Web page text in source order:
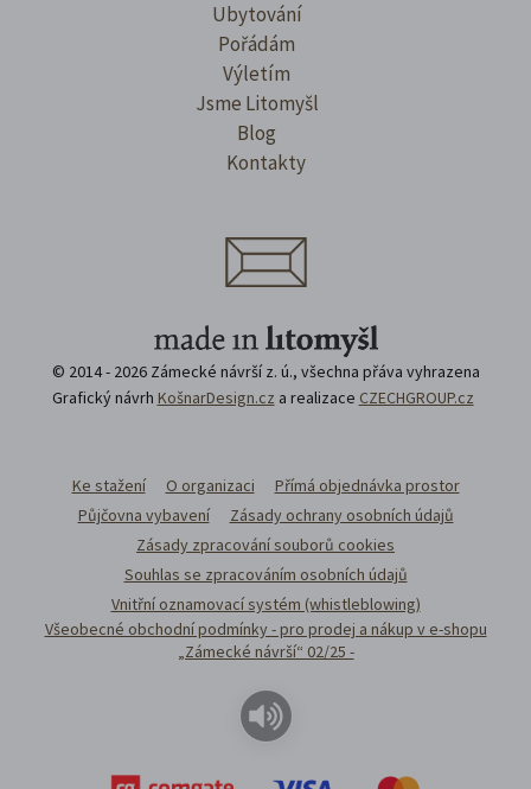
Ubytování
Pořádám
Výletím
Jsme Litomyšl
Blog
Kontakty
© 2014 - 2026 Zámecké návrší z. ú., všechna přáva vyhrazena
Grafický návrh KošnarDesign.cz a realizace CZECHGROUP.cz
Ke stažení O organizaci
Přímá objednávka prostor
Půjčovna vybavení
Zásady ochrany osobních údajů
Zásady zpracování souborů cookies
Souhlas se zpracováním osobních údajů
Vnitřní oznamovací systém (whistleblowing)
Všeobecné obchodní podmínky - pro prodej a nákup v e-shopu
„Zámecké návrší“ 02/25 -